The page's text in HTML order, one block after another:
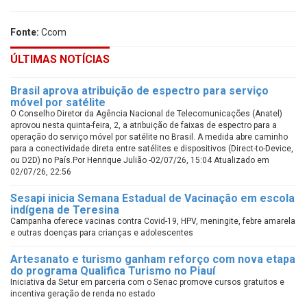
Fonte: Ccom
ÚLTIMAS NOTÍCIAS
Brasil aprova atribuição de espectro para serviço
móvel por satélite
O Conselho Diretor da Agência Nacional de Telecomunicações (Anatel)
aprovou nesta quinta-feira, 2, a atribuição de faixas de espectro para a
operação do serviço móvel por satélite no Brasil. A medida abre caminho
para a conectividade direta entre satélites e dispositivos (Direct-to-Device,
ou D2D) no País.Por Henrique Julião -02/07/26, 15:04 Atualizado em
02/07/26, 22:56
Sesapi inicia Semana Estadual de Vacinação em escola
indígena de Teresina
Campanha oferece vacinas contra Covid-19, HPV, meningite, febre amarela
e outras doenças para crianças e adolescentes
Artesanato e turismo ganham reforço com nova etapa
do programa Qualifica Turismo no Piauí
Iniciativa da Setur em parceria com o Senac promove cursos gratuitos e
incentiva geração de renda no estado